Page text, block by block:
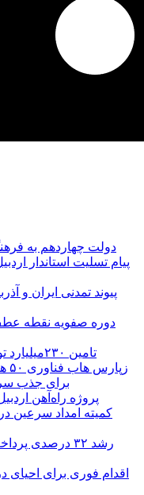
دولت چهاردهم به
تامین ۲۳۰میلیارد تومان برای تکمیل تالار شهر اردبیل
برای جذب
پروژه راه‌آهن